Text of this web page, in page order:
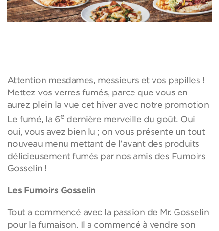
Attention mesdames, messieurs et vos papilles !
Mettez vos verres fumés, parce que vous en
aurez plein la vue cet hiver avec notre promotion
Le fumé, la 6e dernière merveille du goût. Oui
oui, vous avez bien lu ; on vous présente un tout
nouveau menu mettant de l’avant des produits
délicieusement fumés par nos amis des Fumoirs
Gosselin !
Les Fumoirs Gosselin
Tout a commencé avec la passion de Mr. Gosselin
pour la fumaison. Il a commencé à vendre son